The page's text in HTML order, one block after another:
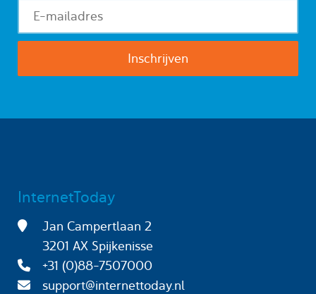
InternetToday
Jan Campertlaan 2
3201 AX Spijkenisse
+31 (0)88-7507000
support@internettoday.nl